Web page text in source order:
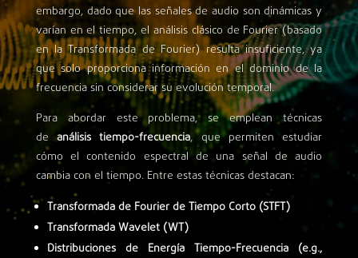
embargo, dado que las señales de audio son dinámicas y
varían en el tiempo, el análisis clásico de Fourier (basado
en la Transformada de Fourier) resulta insuficiente, ya
que solo proporciona información en el dominio de la
frecuencia sin considerar su evolución temporal.
Para abordar este problema, se emplean técnicas
deanálisis tiempo-frecuencia, que permiten estudiar
cómo el contenido espectral de una señal de audio
cambia con el tiempo. Entre estas técnicas destacan:
Transformada de Fourier de Tiempo Corto (STFT)
Transformada Wavelet (WT)
Distribuciones de Energía Tiempo-Frecuencia (e.g.,